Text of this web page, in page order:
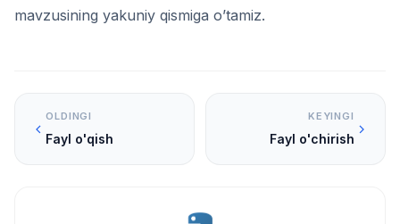
mavzusining yakuniy qismiga o’tamiz.
OLDINGI
Fayl o'qish
KEYINGI
Fayl o'chirish